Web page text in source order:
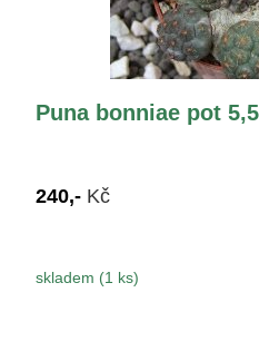
Puna bonniae pot
240,- Kč
skladem (1 ks)